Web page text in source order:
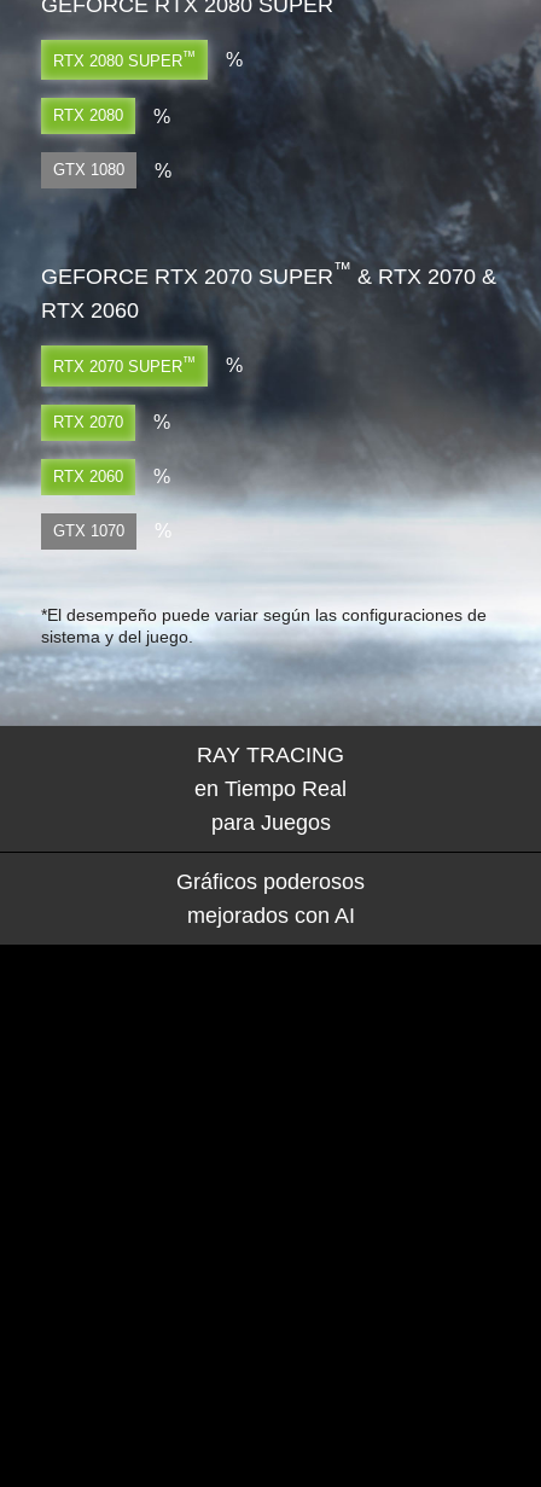
RTX 2080 SUPER™ %
RTX 2080 %
GTX 1080 %
GEFORCE RTX 2070 SUPER™ & RTX 2070 &
RTX 2060
RTX 2070 SUPER™ %
RTX 2070 %
RTX 2060 %
GTX 1070 %
*El desempeño puede variar según las configuraciones de
sistema y del juego.
RAY TRACING
en Tiempo Real
para Juegos
Gráficos poderosos
mejorados con AI